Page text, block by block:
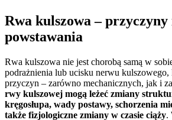
Rwa kulszowa –
powstawania
Rwa kulszowa nie jest chorobą samą w
podrażnienia lub ucisku nerwu
przyczyn – zarówno mechanicznych, jak i
rwy kulszowej mogą leżeć zmiany
kręgosłupa, wady postawy, schorzenia
także fizjologiczne zmiany w czasie ciąży.